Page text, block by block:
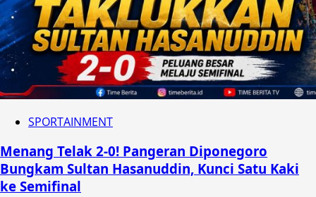
SPORTAINMENT
Menang Telak 2-0! Pangeran Diponegoro
Bungkam Sultan Hasanuddin, Kunci Satu Kaki
ke Semifinal